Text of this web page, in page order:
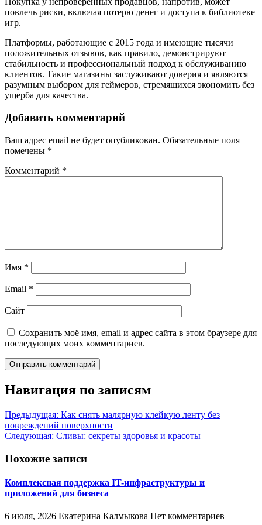
повлечь риски, включая потерю денег и доступа к библиотеке
игр.
Платформы, работающие с 2015 года и имеющие тысячи
положительных отзывов, как правило, демонстрируют
стабильность и профессиональный подход к обслуживанию
клиентов. Такие магазины заслуживают доверия и являются
разумным выбором для геймеров, стремящихся экономить без
ущерба для качества.
Добавить комментарий
Ваш адрес email не будет опубликован. Обязательные поля
помечены *
Комментарий *
Имя *
Email *
Сайт
Сохранить моё имя, email и адрес сайта в этом браузере для
последующих моих комментариев.
Навигация по записям
Предыдущая: Как снять малярную клейкую ленту без
повреждений поверхности
Следующая: Сливы: секреты здоровья и красоты
Похожие записи
Комплексная поддержка IT-инфраструктуры и
приложений для бизнеса
6 июля, 2026 Екатерина Калмыкова Нет комментариев